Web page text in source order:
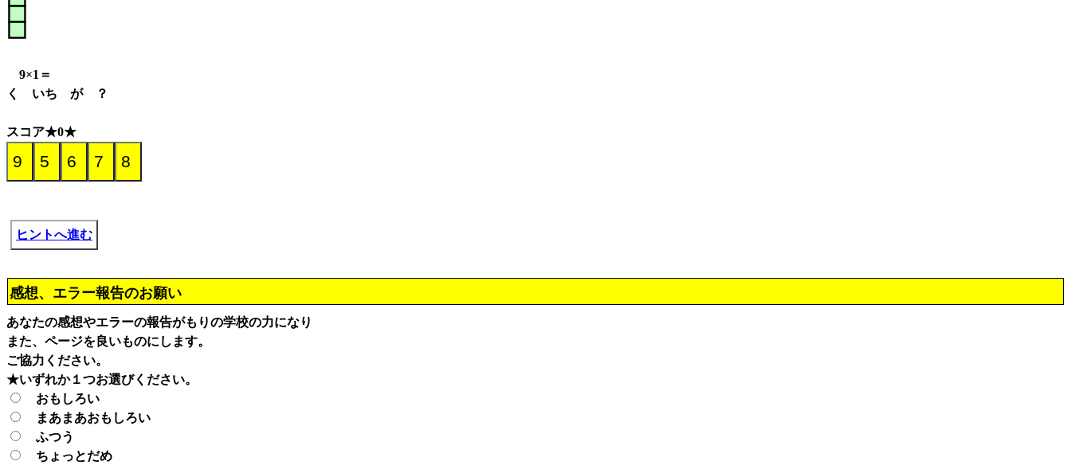
9×1＝
く いち が ？
スコア★0★
ヒントへ進む
感想、エラー報告のお願い
あなたの感想やエラーの報告がもりの学校の力になり
また、ページを良いものにします。
ご協力ください。
★いずれか１つお選びください。
おもしろい
まあまあおもしろい
ふつう
ちょっとだめ